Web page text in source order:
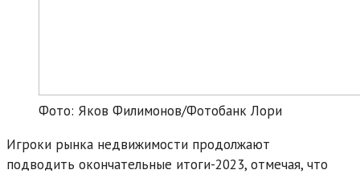
Фото: Яков Филимонов/Фотобанк Лори
Игроки рынка недвижимости продолжают
подводить окончательные итоги-2023, отмечая, что